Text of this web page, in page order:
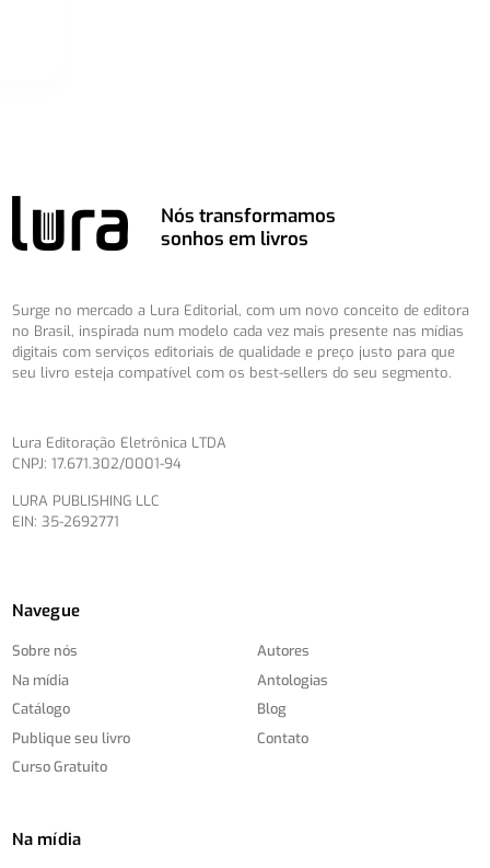
Nós transformamos
sonhos em livros
Surge no mercado a Lura Editorial, com um novo conceito de editora
no Brasil, inspirada num modelo cada vez mais presente nas mídias
digitais com serviços editoriais de qualidade e preço justo para que
seu livro esteja compatível com os best-sellers do seu segmento.
Lura Editoração Eletrônica LTDA
CNPJ: 17.671.302/0001-94
LURA PUBLISHING LLC
EIN: 35-2692771
Navegue
Sobre nós
Na mídia
Catálogo
Publique seu livro
Curso Gratuito
Autores
Antologias
Blog
Contato
Na mídia